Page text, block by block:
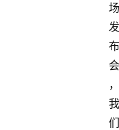
场
发
布
会
，
我
们